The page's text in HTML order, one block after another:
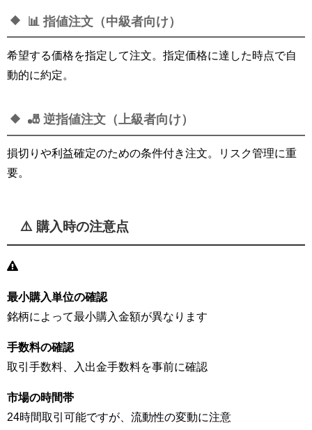
📊 指値注文（中級者向け）
希望する価格を指定して注文。指定価格に達した時点で自
動的に約定。
🎳 逆指値注文（上級者向け）
損切りや利益確定のための条件付き注文。リスク管理に重
要。
⚠️ 購入時の注意点
最小購入単位の確認
銘柄によって最小購入金額が異なります
手数料の確認
取引手数料、入出金手数料を事前に確認
市場の時間帯
24時間取引可能ですが、流動性の変動に注意